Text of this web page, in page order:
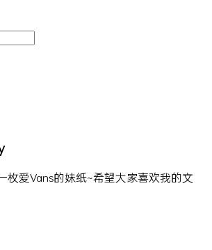
枚爱Vans的妹纸~希望大家喜欢我的文